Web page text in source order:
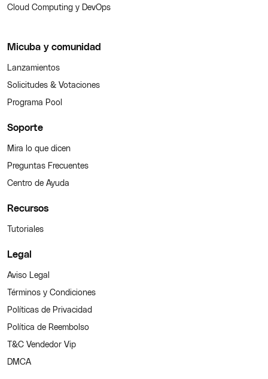
Cloud Computing y DevOps
Micuba y comunidad
Lanzamientos
Solicitudes & Votaciones
Programa Pool
Soporte
Mira lo que dicen
Preguntas Frecuentes
Centro de Ayuda
Recursos
Tutoriales
Legal
Aviso Legal
Términos y Condiciones
Políticas de Privacidad
Política de Reembolso
T&C Vendedor Vip
DMCA